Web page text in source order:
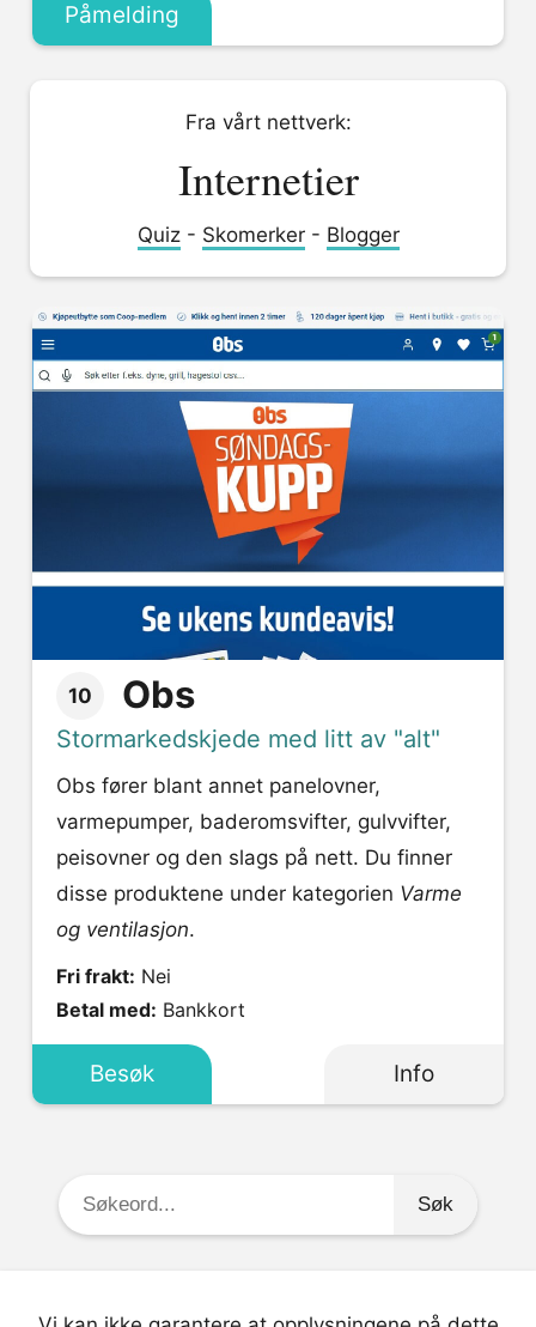
Påmelding
Fra vårt nettverk:
Internetier
Quiz- Skomerker- Blogger
10 Obs
Stormarkedskjede med litt av "alt"
Obs fører blant annet panelovner,
varmepumper, baderomsvifter, gulvvifter,
peisovner og den slags på nett. Du finner
disse produktene under kategorien Varme
og ventilasjon.
Fri frakt: Nei
Betal med: Bankkort
Besøk Info
Søkeord: